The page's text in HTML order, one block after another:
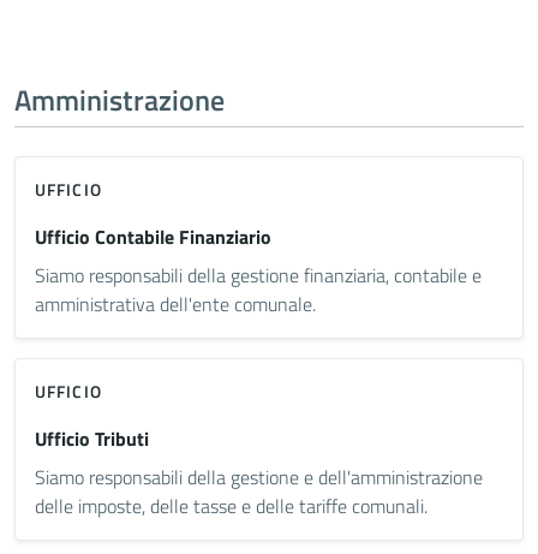
Amministrazione
UFFICIO
Ufficio Contabile Finanziario
Siamo responsabili della gestione finanziaria, contabile e
amministrativa dell'ente comunale.
UFFICIO
Ufficio Tributi
Siamo responsabili della gestione e dell'amministrazione
delle imposte, delle tasse e delle tariffe comunali.